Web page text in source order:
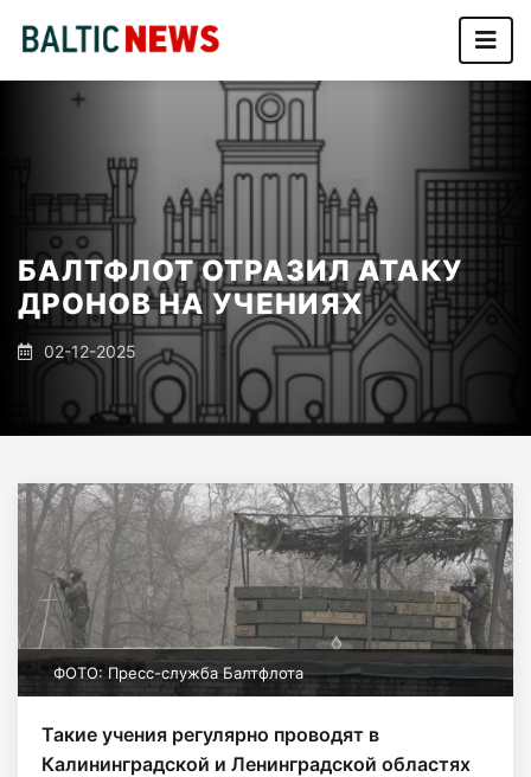
БАЛТФЛОТ ОТРАЗИЛ АТАКУ
ДРОНОВ НА УЧЕНИЯХ
02-12-2025
ФОТО: Пресс-служба Балтфлота
Такие учения регулярно проводят в
Калининградской и Ленинградской областях